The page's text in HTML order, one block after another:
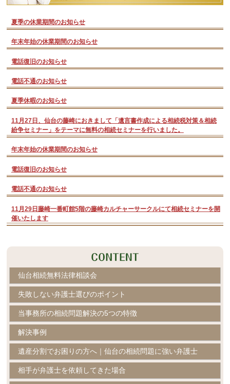
夏季の休業期間のお知らせ
年末年始の休業期間のお知らせ
電話復旧のお知らせ
電話不通のお知らせ
夏季休暇のお知らせ
11月27日、仙台の藤崎におきまして「遺言書作成による相続税対策＆相続
紛争セミナー」をテーマに無料の相続セミナーを行いました。
年末年始の休業期間のお知らせ
電話復旧のお知らせ
電話不通のお知らせ
11月29日藤崎一番町館5階の藤崎カルチャーサークルにて相続セミナーを開
催いたします
仙台相続無料法律相談会
失敗しない弁護士選びのポイント
当事務所の相続問題解決の5つの特徴
解決事例
遺産分割でお困りの方へ｜仙台の相続問題に強い弁護士
相手が弁護士を依頼してきた場合